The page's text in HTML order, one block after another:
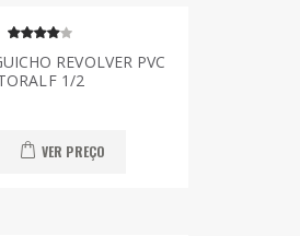
REVOLVER PVC
1/2
VER PREÇO